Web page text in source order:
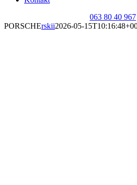
063 80 40 967
PORSCHErskii2026-05-